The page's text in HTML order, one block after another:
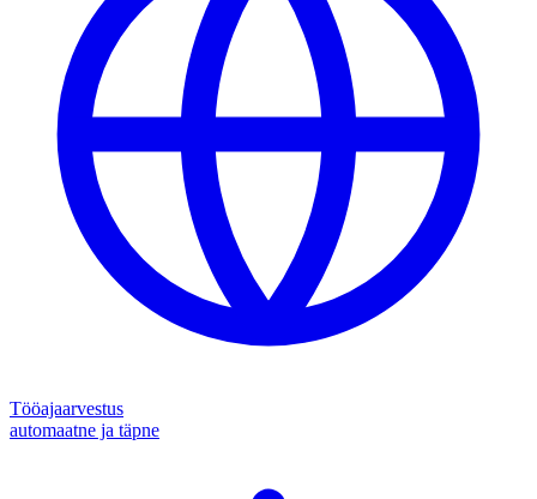
Tööajaarvestus
automaatne ja täpne